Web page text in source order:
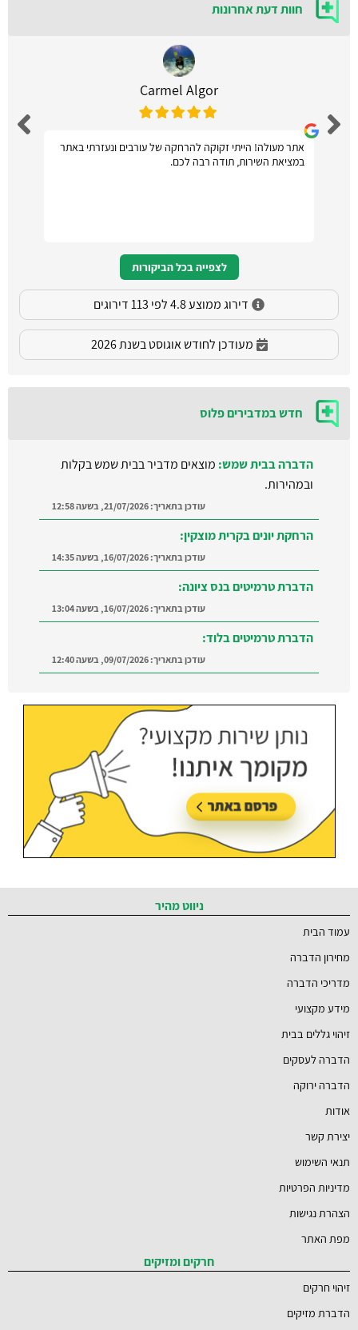
חוות דעת אחרונות
Carmel Algor
אתר מעולה! הייתי זקוקה להרחקה של עורבים ונעזרתי באתר
במציאת השירות, תודה רבה לכם.
לצפייה בכל הביקורות
דירוג ממוצע 4.8 לפי 113 דירוגים
מעודכן לחודש אוגוסט בשנת 2026
חדש במדבירים פלוס
הדברה בבית שמש: מוצאים מדביר בבית שמש בקלות
ובמהירות.
עודכן בתאריך:21/07/2026, בשעה 12:58
הרחקת יונים בקרית מוצקין:
עודכן בתאריך:16/07/2026, בשעה 14:35
הדברת טרמיטים בנס ציונה:
עודכן בתאריך:16/07/2026, בשעה 13:04
הדברת טרמיטים בלוד:
עודכן בתאריך:09/07/2026, בשעה 12:40
ברמת השרון והסביבה
עודכן בתאריך:21/07/2026, בשעה 12:58
ניווט מהיר
עמוד הבית
מחירון הדברה
מדריכי הדברה
מידע מקצועי
זיהוי גללים בבית
הדברה לעסקים
הדברה ירוקה
אודות
יצירת קשר
תנאי השימוש
מדיניות הפרטיות
הצהרת נגישות
מפת האתר
חרקים ומזיקים
זיהוי חרקים
הדברת מזיקים